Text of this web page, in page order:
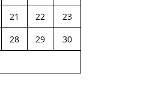
21 22
23
28 29
30